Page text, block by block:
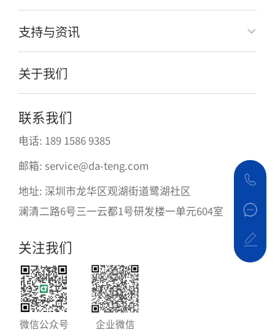
支持与资讯
关于我们
联系我们
电话: 189 1586 9385
邮箱: service@da-teng.com
地址: 深圳市龙华区观湖街道鹭湖社区
澜清二路6号三一云都1号研发楼一单元604室
关注我们
微信公众号 企业微信